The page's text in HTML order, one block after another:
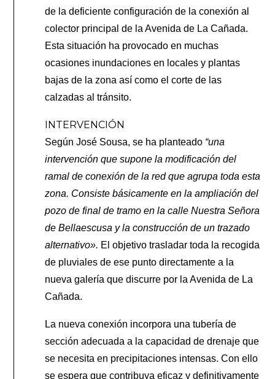
de la deficiente configuración de la conexión al
colector principal de la Avenida de La Cañada.
Esta situación ha provocado en muchas
ocasiones inundaciones en locales y plantas
bajas de la zona así como el corte de las
calzadas al tránsito.
INTERVENCIÓN
Según José Sousa, se ha planteado “una
intervención que supone la modificación del
ramal de conexión de la red que agrupa toda esta
zona. Consiste básicamente en la ampliación del
pozo de final de tramo en la calle Nuestra Señora
de Bellaescusa y la construcción de un trazado
alternativo». El objetivo trasladar toda la recogida
de pluviales de ese punto directamente a la
nueva galería que discurre por la Avenida de La
Cañada.
La nueva conexión incorpora una tubería de
sección adecuada a la capacidad de drenaje que
se necesita en precipitaciones intensas. Con ello
se espera que contribuya eficaz y definitivamente